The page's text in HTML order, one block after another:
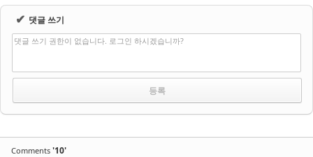
✔ 댓글 쓰기
댓글 쓰기 권한이 없습니다. 로그인 하시겠습니까?
Comments '10'